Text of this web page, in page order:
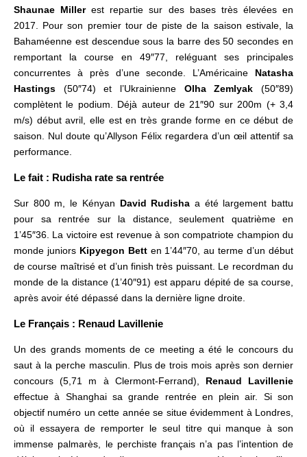
Shaunae Millerest repartie sur des bases très élevées en
2017. Pour son premier tour de piste de la saison estivale, la
Bahaméenne est descendue sous la barre des 50 secondes en
remportant la course en 49″77, reléguant ses principales
concurrentes à près d’une seconde. L’Américaine Natasha
Hastings (50″74) et l’Ukrainienne Olha Zemlyak (50″89)
complètent le podium. Déjà auteur de 21″90 sur 200m (+ 3,4
m/s) début avril, elle est en très grande forme en ce début de
saison. Nul doute qu’Allyson Félix regardera d’un œil attentif sa
performance.
Le fait : Rudisha rate sa rentrée
Sur 800 m, le Kényan David Rudisha a été largement battu
pour sa rentrée sur la distance, seulement quatrième en
1’45″36. La victoire est revenue à son compatriote champion du
monde juniors Kipyegon Betten 1’44″70, au terme d’un début
de course maîtrisé et d’un finish très puissant. Le recordman du
monde de la distance (1’40″91) est apparu dépité de sa course,
après avoir été dépassé dans la dernière ligne droite.
Le Français : Renaud Lavillenie
Un des grands moments de ce meeting a été le concours du
saut à la perche masculin. Plus de trois mois après son dernier
concours (5,71 m à Clermont-Ferrand), Renaud Lavillenie
effectue à Shanghai sa grande rentrée en plein air. Si son
objectif numéro un cette année se situe évidemment à Londres,
où il essayera de remporter le seul titre qui manque à son
immense palmarès, le perchiste français n’a pas l’intention de